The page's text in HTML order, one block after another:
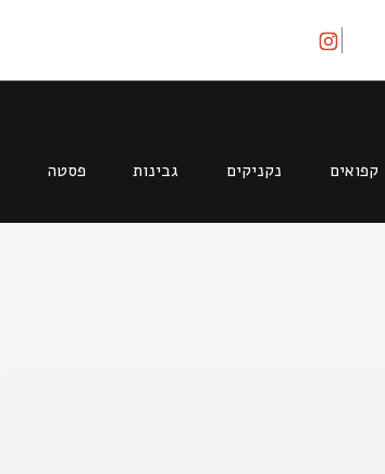
קפואים נקניקים גבינות פסטה